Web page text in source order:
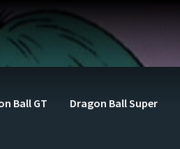
Ball GT Dragon Ball Super